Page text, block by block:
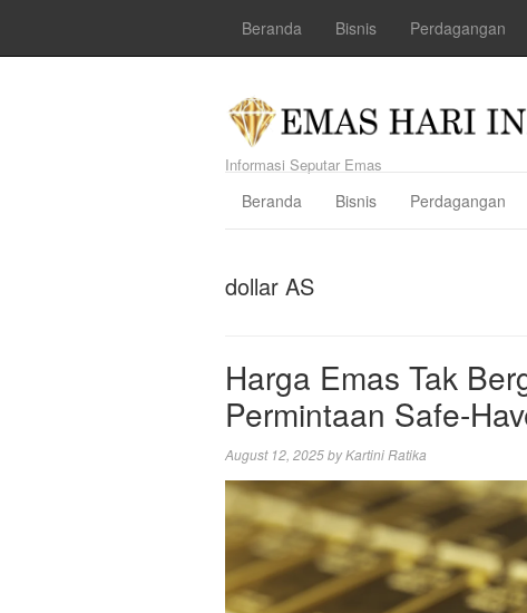
Beranda Bisnis Perdagangan
Informasi Seputar Emas
Beranda Bisnis Perdagangan
dollar AS
Harga Emas Tak
Permintaan Safe-
August 12, 2025byKartini Ratika